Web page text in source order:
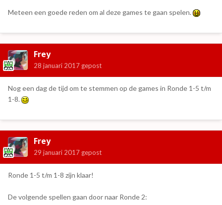
Meteen een goede reden om al deze games te gaan spelen.
Frey
28 januari 2017 gepost
Nog een dag de tijd om te stemmen op de games in Ronde 1-5 t/m
1-8.
Frey
29 januari 2017 gepost
Ronde 1-5 t/m 1-8 zijn klaar!
De volgende spellen gaan door naar Ronde 2: